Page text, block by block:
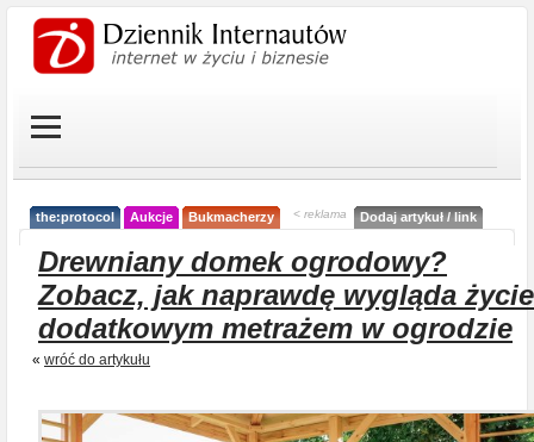
the:protocol Aukcje Bukmacherzy < reklama Dodaj artykuł / link
Drewniany domek ogrodowy?
Zobacz, jak naprawdę wygląda
dodatkowym metrażem w ogrodzie
« wróć do artykułu